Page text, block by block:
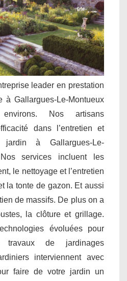
leader en prestation
à Gallargues-Le-Montueux
Nos artisans
dans l’entretien et
jardin à Gallargues-Le-
services incluent les
le nettoyage et l’entretien
la tonte de gazon. Et aussi
de massifs. De plus on a
la clôture et grillage.
évoluées pour
de jardinages
interviennent avec
faire de votre jardin un